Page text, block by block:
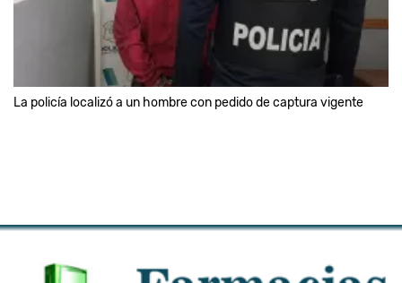
La policía localizó a un hombre con pedido de captura vigente